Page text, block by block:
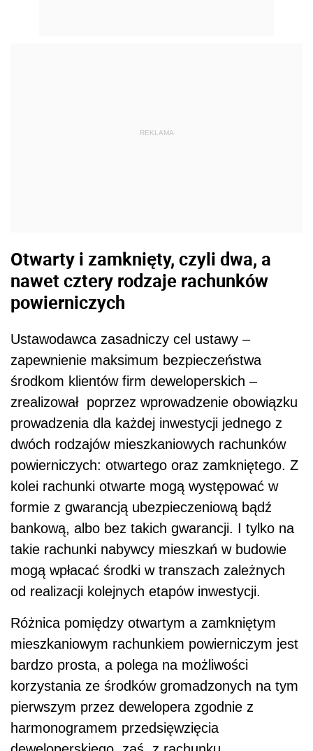
REKLAMA
Otwarty i zamknięty, czyli dwa, a
nawet cztery rodzaje rachunków
powierniczych
Ustawodawca zasadniczy cel ustawy –
zapewnienie maksimum bezpieczeństwa
środkom klientów firm deweloperskich –
zrealizował poprzez wprowadzenie obowiązku
prowadzenia dla każdej inwestycji jednego z
dwóch rodzajów mieszkaniowych rachunków
powierniczych: otwartego oraz zamkniętego. Z
kolei rachunki otwarte mogą występować w
formie z gwarancją ubezpieczeniową bądź
bankową, albo bez takich gwarancji. I tylko na
takie rachunki nabywcy mieszkań w budowie
mogą wpłacać środki w transzach zależnych
od realizacji kolejnych etapów inwestycji.
Różnica pomiędzy otwartym a zamkniętym
mieszkaniowym rachunkiem powierniczym jest
bardzo prosta, a polega na możliwości
korzystania ze środków gromadzonych na tym
pierwszym przez dewelopera zgodnie z
harmonogramem przedsięwzięcia